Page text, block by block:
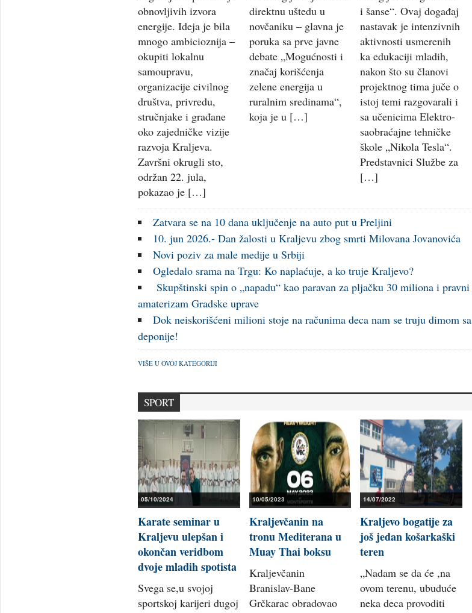
obnovljivih izvora
energije. Ideja je bila
mnogo ambicioznija –
okupiti lokalnu
samoupravu,
organizacije civilnog
društva, privredu,
stručnjake i građane
oko zajedničke vizije
razvoja Kraljeva.
Završni okrugli sto,
održan 22. jula,
pokazao je […]
direktnu uštedu u
novčaniku – glavna je
poruka sa prve javne
debate „Mogućnosti i
značaj korišćenja
zelene energija u
ruralnim sredinama“,
koja je u […]
i šanse“. Ovaj događaj
nastavak je intenzivnih
aktivnosti usmerenih
ka edukaciji mladih,
nakon što su članovi
projektnog tima juče o
istoj temi razgovarali i
sa učenicima Elektro-
saobraćajne tehničke
škole „Nikola Tesla“.
Predstavnici Službe za
[…]
Zatvara se na 10 dana uključenje na auto put u Preljini
10. jun 2026.- Dan žalosti u Kraljevu zbog smrti Milovana Jovanovića
Novi poziv za male medije u Srbiji
Ogledalo srama na Trgu: Ko naplaćuje, a ko truje Kraljevo?
Skupštinski spin o „napadu“ kao paravan za pljačku 30 miliona i pravni
amaterizam Gradske uprave
Dok neiskorišćeni milioni stoje na računima deca nam se truju dimom sa
deponije!
VIŠE U OVOJ KATEGORIJI
SPORT
05/10/2024
Karate seminar u
Kraljevu ulepšan i
okončan veridbom
dvoje mladih spotista
Svega se,u svojoj
sportskoj karijeri dugoj
10/05/2023
Kraljevčanin na
tronu Mediterana u
Muay Thai boksu
Kraljevčanin
Branislav-Bane
Grčkarac obradovao
14/07/2022
Kraljevo bogatije za
još jedan košarkaški
teren
„Nadam se da će ,na
ovom terenu, ubuduće
neka deca provoditi